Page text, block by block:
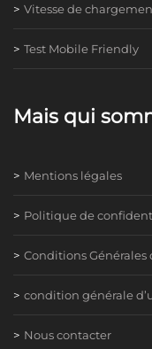
Vitesse de
Test Mobile Friendly
Mais qui
Mentions légales
Politique de
Conditions Générales
condition générale
Nous contacter